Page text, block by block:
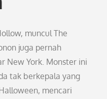
muncul The
juga pernah
New York. Monster ini
tak berkepala yang
mencari